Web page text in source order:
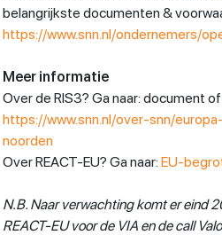
belangrijkste documenten &
https://www.snn.nl/ondernemers/
Meer informatie
Over de RIS3? Ga naar: document
https://www.snn.nl/over-snn/
noorden
Over REACT-EU? Ga naar: EU-
N.B. Naar verwachting komt er eind
REACT-EU voor de VIA en de call